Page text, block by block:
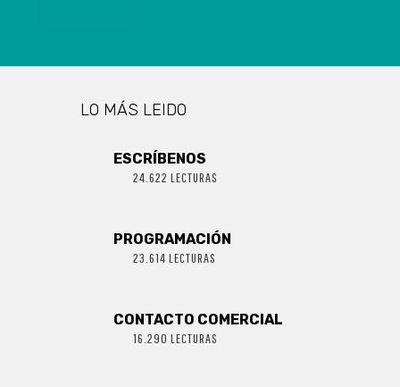
LO MÁS LEIDO
ESCRÍBENOS
24.622 LECTURAS
PROGRAMACIÓN
23.614 LECTURAS
CONTACTO COMERCIAL
16.290 LECTURAS